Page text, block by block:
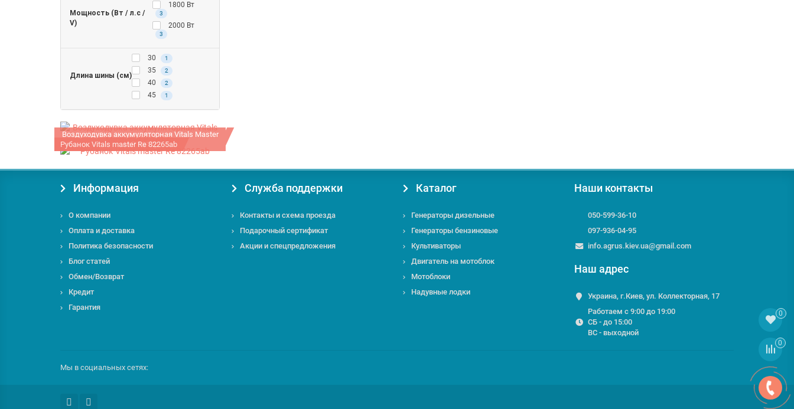
Мощность (Вт / л.с /
V)
1800 Вт
3
2000 Вт
3
Длина шины (см)
30 1
35 2
40 2
45 1
Воздуходувка аккумуляторная Vitals Master
ALP 1817p
Рубанок Vitals master Re 82265ab
Информация
О компании
Оплата и доставка
Политика безопасности
Блог статей
Обмен/Возврат
Кредит
Гарантия
Служба поддержки
Контакты и схема проезда
Подарочный сертификат
Акции и спецпредложения
Каталог
Генераторы дизельные
Генераторы бензиновые
Культиваторы
Двигатель на мотоблок
Мотоблоки
Надувные лодки
Наши контакты
050-599-36-10
097-936-04-95
info.agrus.kiev.ua@gmail.com
Наш адрес
Украина, г.Киев, ул. Коллекторная, 17
Работаем с 9:00 до 19:00
СБ - до 15:00
ВС - выходной
Мы в социальных сетях:
0
0